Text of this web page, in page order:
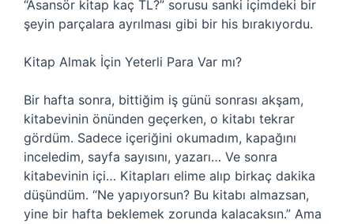
“Asansör kitap kaç TL?” sorusu sanki içimdeki bir
şeyin parçalara ayrılması gibi bir his bırakıyordu.
Kitap Almak İçin Yeterli Para Var mı?
Bir hafta sonra, bittiğim iş günü sonrası akşam,
kitabevinin önünden geçerken, o kitabı tekrar
gördüm. Sadece içeriğini okumadım, kapağını
inceledim, sayfa sayısını, yazarı… Ve sonra
kitabevinin içi… Kitapları elime alıp birkaç dakika
düşündüm. “Ne yapıyorsun? Bu kitabı almazsan,
yine bir hafta beklemek zorunda kalacaksın.” Ama